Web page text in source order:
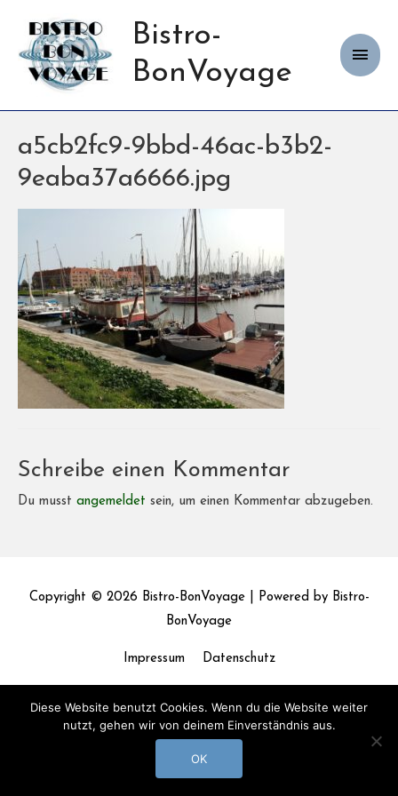
Bistro-
BonVoyage
a5cb2fc9-9bbd-46ac-b3b2-
9eaba37a6666.jpg
Schreibe einen Kommentar
Du musst angemeldet sein, um einen Kommentar abzugeben.
Copyright © 2026 Bistro-BonVoyage| Powered by Bistro-
BonVoyage
Impressum Datenschutz
Diese Website benutzt Cookies. Wenn du die Website weiter
nutzt, gehen wir von deinem Einverständnis aus.
OK